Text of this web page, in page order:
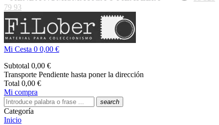
79 93
Mi Cesta 0 0,00 €
Subtotal 0,00 €
Transporte Pendiente hasta poner la dirección
Total 0,00 €
Mi compra
search
Categoría
Inicio